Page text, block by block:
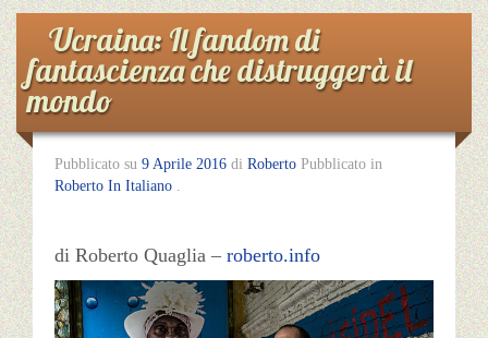
Ucraina: Il fandom di
fantascienza che distruggerà il
mondo
Pubblicato su 9 Aprile 2016 di Roberto Pubblicato in
Roberto In Italiano
di Roberto Quaglia – roberto.info